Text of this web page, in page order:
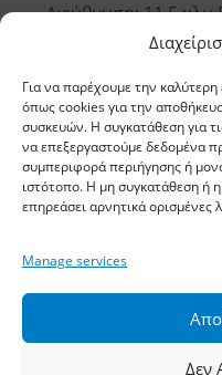
Για να παρέχουμε την καλύτερη
όπως cookies για την
συσκευών. Η συγκατάθεση για
να επεξεργαστούμε δεδομένα
συμπεριφορά περιήγησης ή
ιστότοπο. Η μη συγκατάθεση ή
επηρεάσει αρνητικά ορισμένες
Manage services
Δεν
Διεύθυνση: 11,5
Αθηνών, Σίνδος, ΤΚ
Τηλέφωνο:2310
Φαξ: 2310 778824
Email:
Διεύθυνση: Σταδίου
210